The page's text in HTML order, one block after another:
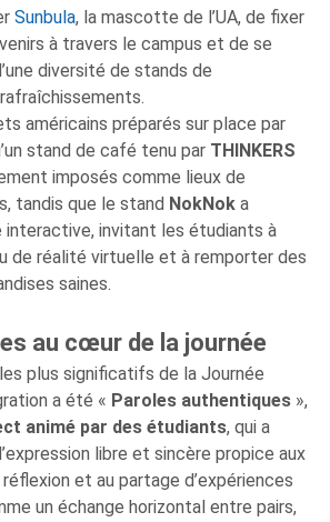
Sunbula, la mascotte de l’UA, de fixer
à travers le campus et de se
diversité de stands de
américains préparés sur place par
stand de café tenu par THINKERS
imposés comme lieux de
tandis que le stand NokNok a
interactive, invitant les étudiants à
de réalité virtuelle et à remporter des
saines.
au cœur de la journée
les plus significatifs de la Journée
a été « Paroles authentiques »,
animé par des étudiants, qui a
libre et sincère propice aux
et au partage d’expériences
un échange horizontal entre pairs,